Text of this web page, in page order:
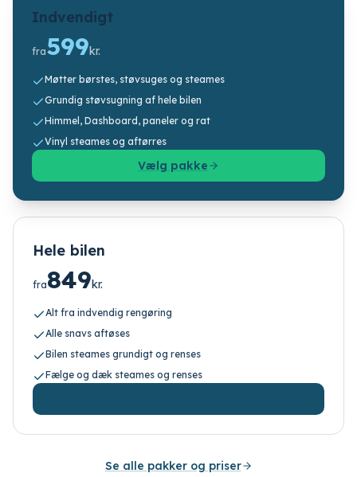
Indvendigt
fra599kr.
Møtter børstes, støvsuges og steames
Grundig støvsugning af hele bilen
Himmel, Dashboard, paneler og rat
Vinyl steames og aftørres
Vælg pakke
Hele bilen
fra849kr.
Alt fra indvendig rengøring
Alle snavs aftøses
Bilen steames grundigt og renses
Fælge og dæk steames og renses
Se alle pakker og priser